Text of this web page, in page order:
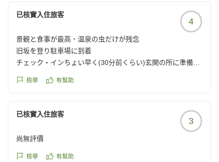
已核實入住旅客
4
景観と食事が最高、温泉の虫だけが残念
旧坂を登り駐車場に到着
チェック・インちょい早く(30分前くらい)玄関の所に準備中
きそのままホテル内へ
景観良く部屋も広くて綺麗、そして部屋の露天風呂も最高
欲を言えば、露天風呂出入り場所がベットルームからなので
内風呂の脱衣所からが良いかなと思う。(部屋の構造上無理)
大浴場は内湯と露天風呂大きくてとてもよい温泉でしたが、
一番初めに入ったが内風呂の浴槽に虫が数匹浮いていてトン
檢舉 有幫助
已核實入住旅客
3
尚無評價
檢舉 有幫助